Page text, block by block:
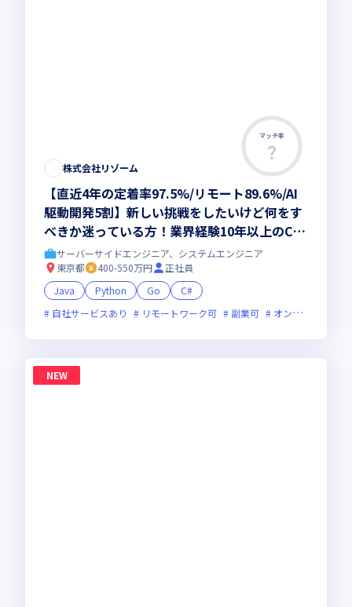
マッチ率
株式会社リゾーム
【直近4年の定着率97.5%/リモート89.6%/AI
駆動開発5割】新しい挑戦をしたいけど何をす
べきか迷っている方！業界経験10年以上のCS
が共同で作るオーダーメイドのキャリア設計
で、市場価値＋年収UPしませんか？
サーバーサイドエンジニア、システムエンジニア
東京都
400-550万円
正社員
Java
Python Go
C#
自社サービスあり
リモートワーク可 副業可 オンライン選考可
NEW